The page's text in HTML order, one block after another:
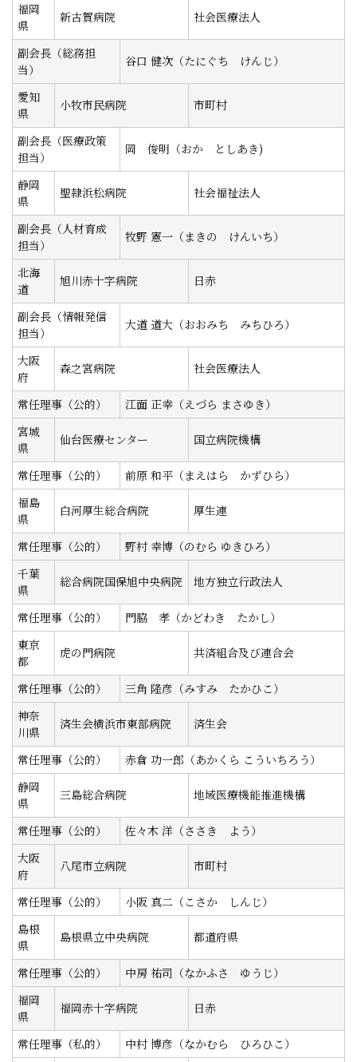
福岡
県
新古賀病院 社会医療法人
副会長（総務担
当）
谷口 健次（たにぐち けんじ）
愛知
県
小牧市民病院 市町村
副会長（医療政策
担当）
岡 俊明（おか としあき)
静岡
県
聖隷浜松病院 社会福祉法人
副会長（人材育成
担当）
牧野 憲一（まきの けんいち）
北海
道
旭川赤十字病院 日赤
副会長（情報発信
担当）
大道 道大（おおみち みちひろ）
大阪
府
森之宮病院 社会医療法人
常任理事（公的）
江面 正幸（えづら まさゆき）
宮城
県
仙台医療センター 国立病院機構
常任理事（公的）
前原 和平（まえはら かずひら）
福島
県
白河厚生総合病院 厚生連
常任理事（公的）
野村 幸博（のむら ゆきひろ）
千葉
県
総合病院国保旭中央病院 地方独立行政法人
常任理事（公的）
門脇 孝（かどわき たかし）
東京
都
虎の門病院 共済組合及び連合会
常任理事（公的）
三角 隆彦（みすみ たかひこ）
神奈
川県
済生会横浜市東部病院 済生会
常任理事（公的）
赤倉 功一郎（あかくら こういちろう）
静岡
県
三島総合病院 地域医療機能推進機構
常任理事（公的）
佐々木 洋（ささき よう）
大阪
府
八尾市立病院 市町村
常任理事（公的）
小阪 真二（こさか しんじ）
島根
県
島根県立中央病院 都道府県
常任理事（公的）
中房 祐司（なかふさ ゆうじ）
福岡
県
福岡赤十字病院 日赤
常任理事（私的）
中村 博彦（なかむら ひろひこ）